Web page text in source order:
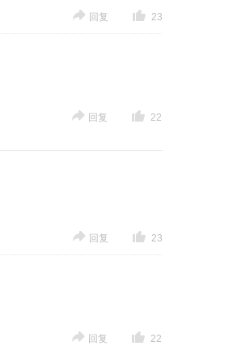
23
回复
22
回复
23
回复
22
回复